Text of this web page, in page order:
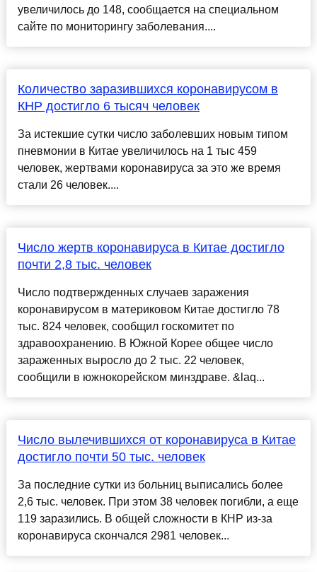
увеличилось до 148, сообщается на специальном
сайте по мониторингу заболевания....
Количество заразившихся коронавирусом в
КНР достигло 6 тысяч человек
За истекшие сутки число заболевших новым типом
пневмонии в Китае увеличилось на 1 тыс 459
человек, жертвами коронавируса за это же время
стали 26 человек....
Число жертв коронавируса в Китае достигло
почти 2,8 тыс. человек
Число подтвержденных случаев заражения
коронавирусом в материковом Китае достигло 78
тыс. 824 человек, сообщил госкомитет по
здравоохранению. В Южной Корее общее число
зараженных выросло до 2 тыс. 22 человек,
сообщили в южнокорейском минздраве. &laq...
Число вылечившихся от коронавируса в Китае
достигло почти 50 тыс. человек
За последние сутки из больниц выписались более
2,6 тыс. человек. При этом 38 человек погибли, а еще
119 заразились. В общей сложности в КНР из-за
коронавируса скончался 2981 человек...